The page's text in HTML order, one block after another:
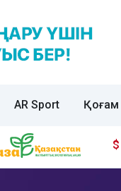
AR Sport Қоғам
$